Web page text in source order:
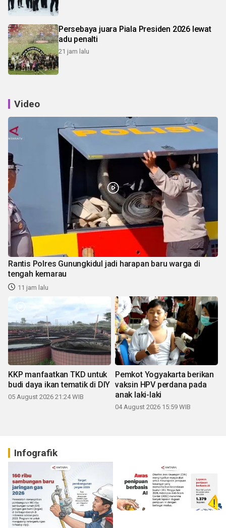
Persebaya juara Piala Presiden 2026 lewat
adu penalti
21 jam lalu
Video
Rantis Polres Gunungkidul jadi harapan baru warga di
tengah kemarau
11 jam lalu
KKP manfaatkan TKD untuk
budi daya ikan tematik di DIY
05 August 2026 21:24 WIB
Pemkot Yogyakarta berikan
vaksin HPV perdana pada
anak laki-laki
04 August 2026 15:59 WIB
Infografik